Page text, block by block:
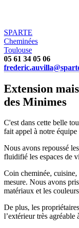
SPARTE
Cheminées
Toulouse
05 61 34 05 06
Extension
des Minimes
C'est dans cette belle
fait appel à notre
Nous avons repoussé
fluidifié les espaces de
Coin cheminée, cuisine,
mesure. Nous avons
matériaux et les
De plus, les
l’extérieur très agréable